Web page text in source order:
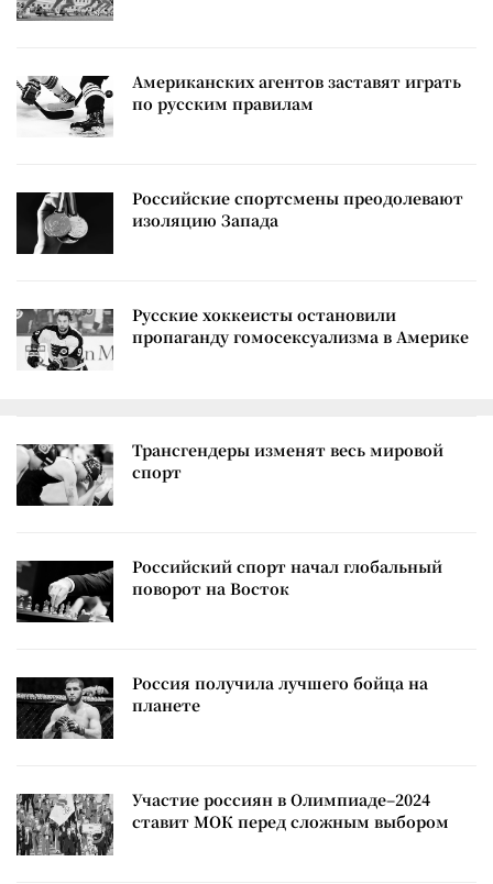
Американских агентов заставят играть
по русским правилам
Российские спортсмены преодолевают
изоляцию Запада
Русские хоккеисты остановили
пропаганду гомосексуализма в Америке
Трансгендеры изменят весь мировой
спорт
Российский спорт начал глобальный
поворот на Восток
Россия получила лучшего бойца на
планете
Участие россиян в Олимпиаде–2024
ставит МОК перед сложным выбором